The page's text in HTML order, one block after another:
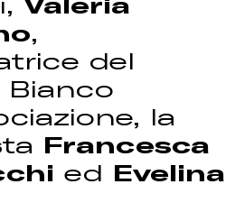
,
del
Bianco
la
Francesca
ed Evelina